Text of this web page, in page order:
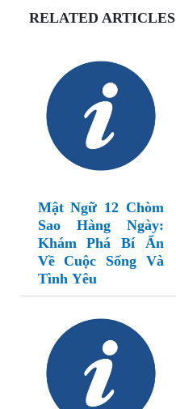
RELATED ARTICLES
Mật Ngữ 12 Chòm
Sao Hàng Ngày:
Khám Phá Bí Ẩn
Về Cuộc Sống Và
Tình Yêu